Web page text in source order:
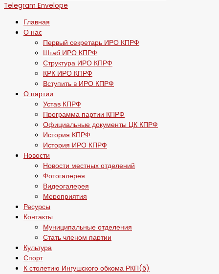
Telegram Envelope
Главная
О нас
Первый секретарь ИРО КПРФ
Штаб ИРО КПРФ
Структура ИРО КПРФ
КРК ИРО КПРФ
Вступить в ИРО КПРФ
О партии
Устав КПРФ
Программа партии КПРФ
Официальные документы ЦК КПРФ
История КПРФ
История ИРО КПРФ
Новости
Новости местных отделений
Фотогалерея
Видеогалерея
Мероприятия
Ресурсы
Контакты
Муниципальные отделения
Стать членом партии
Культура
Спорт
К столетию Ингушского обкома РКП(б)